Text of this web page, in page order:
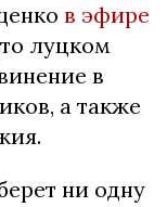
в эфире
луцком
в
а также
ни одну